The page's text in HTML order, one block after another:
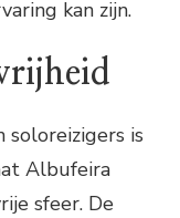
kan zijn.
soloreizigers is
Albufeira
sfeer. De